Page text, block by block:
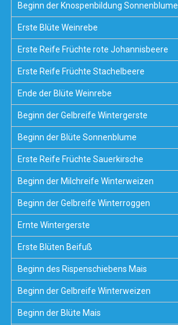
Beginn der Knospenbildung Sonnenblume
Erste Blüte Weinrebe
Erste Reife Früchte rote Johannisbeere
Erste Reife Früchte Stachelbeere
Ende der Blüte Weinrebe
Beginn der Gelbreife Wintergerste
Beginn der Blüte Sonnenblume
Erste Reife Früchte Sauerkirsche
Beginn der Milchreife Winterweizen
Beginn der Gelbreife Winterroggen
Ernte Wintergerste
Erste Blüten Beifuß
Beginn des Rispenschiebens Mais
Beginn der Gelbreife Winterweizen
Beginn der Blüte Mais